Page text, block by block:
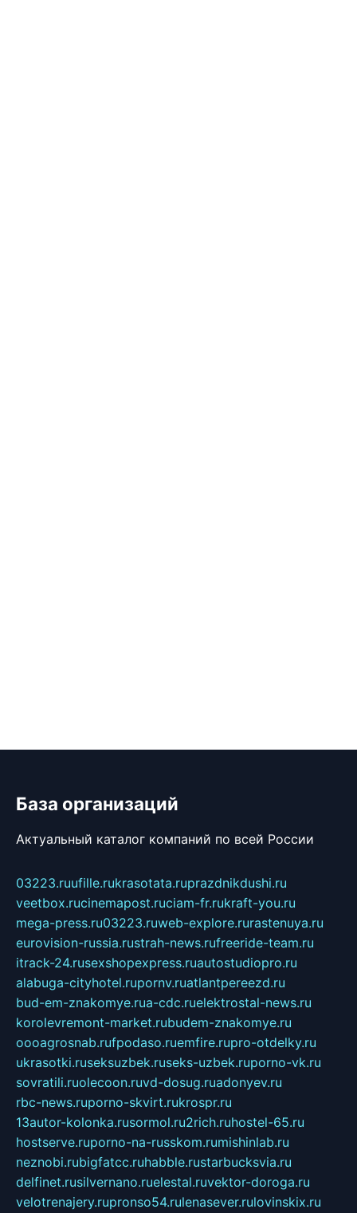
База организаций
Актуальный каталог компаний по всей России
03223.ruufille.rukrasotata.ruprazdnikdushi.ru
veetbox.rucinemapost.ruciam-fr.rukraft-you.ru
mega-press.ru03223.ruweb-explore.rurastenuya.ru
eurovision-russia.rustrah-news.rufreeride-team.ru
itrack-24.rusexshopexpress.ruautostudiopro.ru
alabuga-cityhotel.rupornv.ruatlantpereezd.ru
bud-em-znakomye.rua-cdc.ruelektrostal-news.ru
korolevremont-market.rubudem-znakomye.ru
oooagrosnab.rufpodaso.ruemfire.rupro-otdelky.ru
ukrasotki.ruseksuzbek.ruseks-uzbek.ruporno-vk.ru
sovratili.ruolecoon.ruvd-dosug.ruadonyev.ru
rbc-news.ruporno-skvirt.rukrospr.ru
13autor-kolonka.rusormol.ru2rich.ruhostel-65.ru
hostserve.ruporno-na-russkom.rumishinlab.ru
neznobi.rubigfatcc.ruhabble.rustarbucksvia.ru
delfinet.rusilvernano.ruelestal.ruvektor-doroga.ru
velotrenajery.rupronso54.rulenasever.rulovinskix.ru